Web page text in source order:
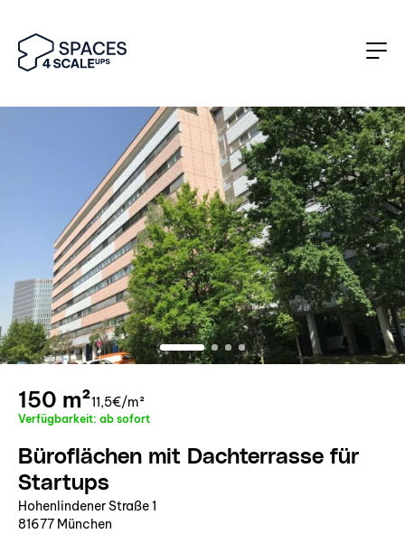
150 m²11,5€/m²
Verfügbarkeit: ab sofort
Büroflächen mit Dachterrasse für
Startups
Hohenlindener Straße 1
81677 München